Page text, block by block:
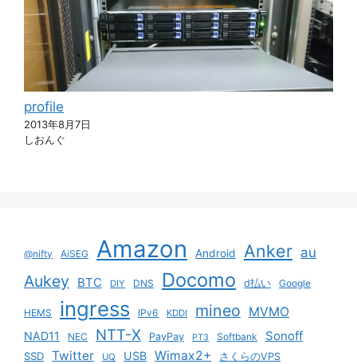
profile
2013年8月7日
しおんぐ
@nifty AiSEG Amazon Android Anker au
Aukey BTC DIY DNS Docomo d払い Google
HEMS ingress IPv6 KDDI mineo MVMO
NAD11 NEC NTT-X PayPay PT3 Softbank Sonoff
SSD Twitter UQ USB Wimax2+ さくらのVPS